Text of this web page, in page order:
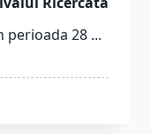
perioada 28 ...